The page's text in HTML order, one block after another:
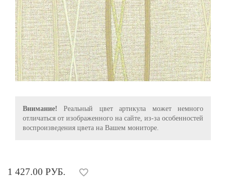
Внимание! Реальный цвет артикула может немного
отличаться от изображенного на сайте, из-за особенностей
воспроизведения цвета на Вашем мониторе.
1 427.00 РУБ.